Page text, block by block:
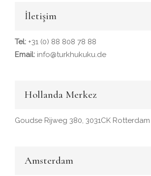
İletişim
Tel: +31 (0) 88 808 78 88
Email: info@turkhukuku.de
Hollanda Merkez
Goudse Rijweg 380, 3031CK Rotterdam
Amsterdam